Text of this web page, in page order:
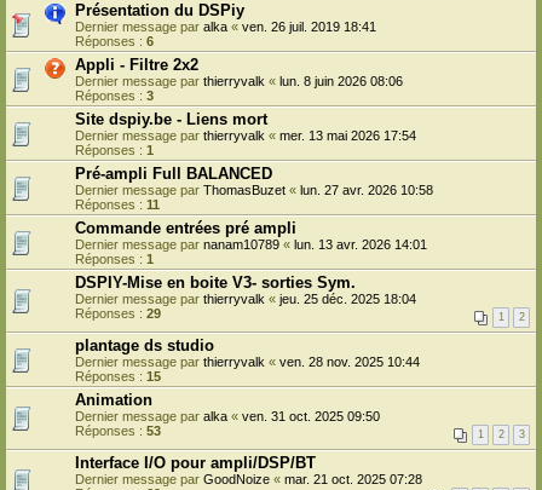
Présentation du DSPiy
Dernier message par alka « ven. 26 juil. 2019 18:41
Réponses : 6
Appli - Filtre 2x2
Dernier message par thierryvalk « lun. 8 juin 2026 08:06
Réponses : 3
Site dspiy.be - Liens mort
Dernier message par thierryvalk « mer. 13 mai 2026 17:54
Réponses : 1
Pré-ampli Full BALANCED
Dernier message par ThomasBuzet « lun. 27 avr. 2026 10:58
Réponses : 11
Commande entrées pré ampli
Dernier message par nanam10789 « lun. 13 avr. 2026 14:01
Réponses : 1
DSPIY-Mise en boite V3- sorties Sym.
Dernier message par thierryvalk « jeu. 25 déc. 2025 18:04
Réponses : 29 1 2
plantage ds studio
Dernier message par thierryvalk « ven. 28 nov. 2025 10:44
Réponses : 15
Animation
Dernier message par alka « ven. 31 oct. 2025 09:50
Réponses : 53 1 2 3
Interface I/O pour ampli/DSP/BT
Dernier message par GoodNoize « mar. 21 oct. 2025 07:28